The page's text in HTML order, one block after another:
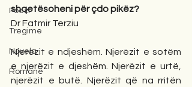
Poezi
Tregime
Novela
Romane
shqetësoheni për çdo pikëz?
Dr Fatmir Terziu
Njerëzit e ndjeshëm. Njerëzit e sotëm
e njerëzit e djeshëm. Njerëzit e urtë,
njerëzit e butë. Njerëzit që na rritën